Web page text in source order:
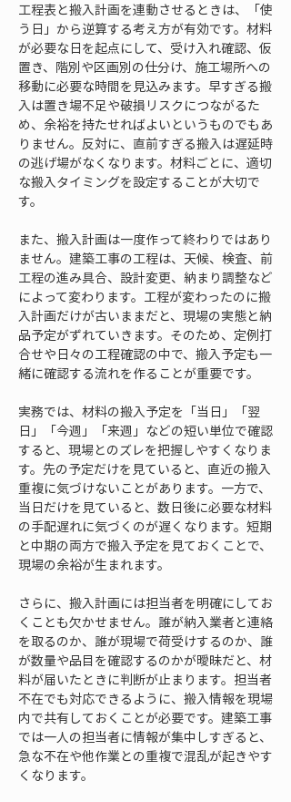
工程表と搬入計画を連動させるときは、「使
う日」から逆算する考え方が有効です。材料
が必要な日を起点にして、受け入れ確認、仮
置き、階別や区画別の仕分け、施工場所への
移動に必要な時間を見込みます。早すぎる搬
入は置き場不足や破損リスクにつながるた
め、余裕を持たせればよいというものでもあ
りません。反対に、直前すぎる搬入は遅延時
の逃げ場がなくなります。材料ごとに、適切
な搬入タイミングを設定することが大切で
す。
また、搬入計画は一度作って終わりではあり
ません。建築工事の工程は、天候、検査、前
工程の進み具合、設計変更、納まり調整など
によって変わります。工程が変わったのに搬
入計画だけが古いままだと、現場の実態と納
品予定がずれていきます。そのため、定例打
合せや日々の工程確認の中で、搬入予定も一
緒に確認する流れを作ることが重要です。
実務では、材料の搬入予定を「当日」「翌
日」「今週」「来週」などの短い単位で確認
すると、現場とのズレを把握しやすくなりま
す。先の予定だけを見ていると、直近の搬入
重複に気づけないことがあります。一方で、
当日だけを見ていると、数日後に必要な材料
の手配遅れに気づくのが遅くなります。短期
と中期の両方で搬入予定を見ておくことで、
現場の余裕が生まれます。
さらに、搬入計画には担当者を明確にしてお
くことも欠かせません。誰が納入業者と連絡
を取るのか、誰が現場で荷受けするのか、誰
が数量や品目を確認するのかが曖昧だと、材
料が届いたときに判断が止まります。担当者
不在でも対応できるように、搬入情報を現場
内で共有しておくことが必要です。建築工事
では一人の担当者に情報が集中しすぎると、
急な不在や他作業との重複で混乱が起きやす
くなります。